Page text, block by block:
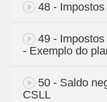
48 -
49 -
- Exemplo do
50 - Saldo
CSLL